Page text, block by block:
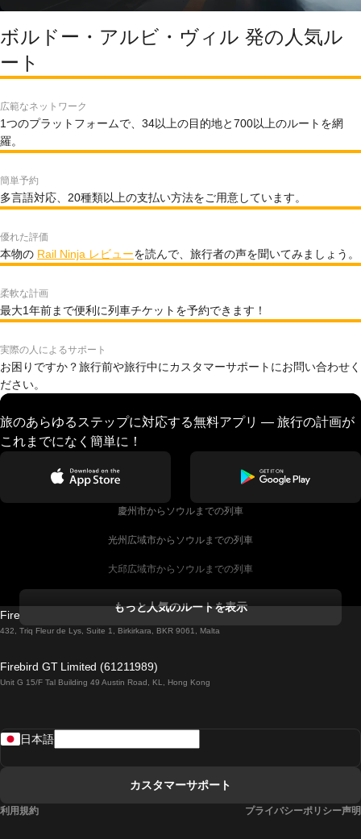
ボルドー・アルビ・ヴィル 発の人気ル
ート
広範なネットワーク
1つのプラットフォームで、34以上の目的地と700以上のルートを網
羅。
簡単予約
多言語対応、20種類以上の支払い方法をご用意しています。
優れた評価
本物の Rail Ninja レビューを読んで、旅行者の声を聞いてみましょう。
柔軟な計画
最大1年前まで便利に列車チケットを予約できます！
実際の人によるサポート
お困りですか？旅行前や旅行中にカスタマーサポートにお問い合わせく
ださい。
旅のあらゆるステップに対応する無料アプリ — 旅行の計画が
これまでになく簡単に！
慶州市からソウルまでの列車
光州広域市からソウルまでの列車
大邱広域市からソウルまでの列車
ダブリンからゴールウェイまでの列車
ローマからナポリまでの列車
もっと人気のルートを表示
Firebird GT Limited (OC 1451)
432, Triq Fleur de Lys, Suite 1, Birkirkara, BKR 9061, Malta
Firebird GT Limited (61211989)
Unit G 15/F Tal Building 49 Austin Road, KL, Hong Kong
日本語
カスタマーサポート
利用規約 プライバシーポリシー声明